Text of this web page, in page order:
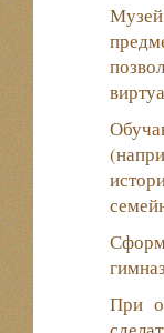
Музей
При